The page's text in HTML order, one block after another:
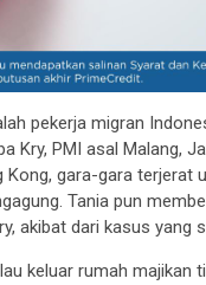
pekerja migran
Kry, PMI asal Malang,
gara-gara terjerat
Tania pun
akibat dari kasus yang
keluar rumah majikan